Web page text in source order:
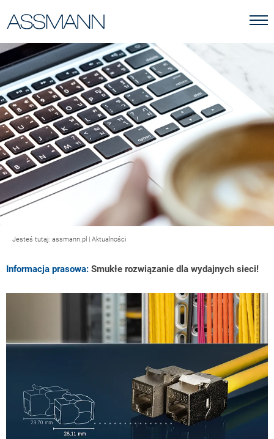
Jesteś tutaj: assmann.pl | Aktualności
Informacja prasowa: Smukłe rozwiązanie dla wydajnych sieci!